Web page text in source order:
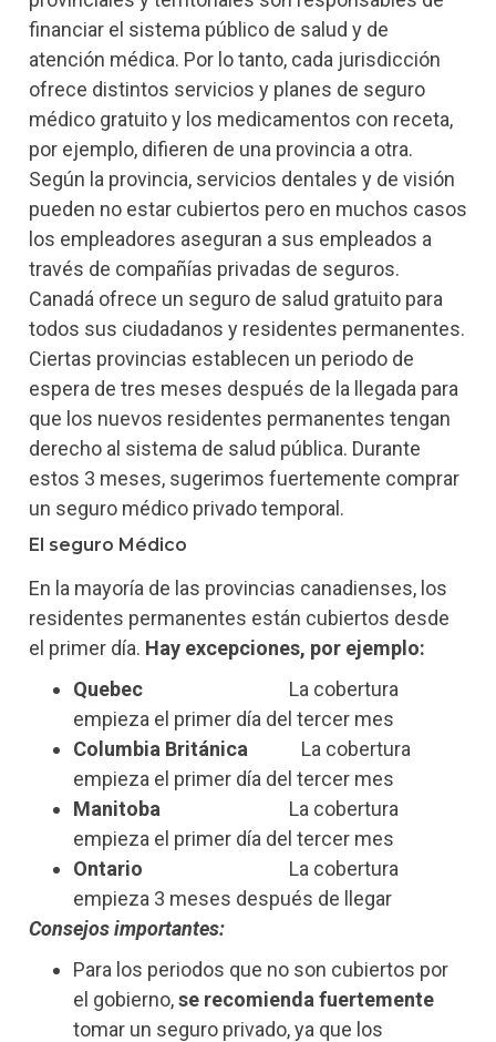
financiar el sistema público de salud y de
atención médica. Por lo tanto, cada jurisdicción
ofrece distintos servicios y planes de seguro
médico gratuito y los medicamentos con receta,
por ejemplo, difieren de una provincia a otra.
Según la provincia, servicios dentales y de visión
pueden no estar cubiertos pero en muchos casos
los empleadores aseguran a sus empleados a
través de compañías privadas de seguros.
Canadá ofrece un seguro de salud gratuito para
todos sus ciudadanos y residentes permanentes.
Ciertas provincias establecen un periodo de
espera de tres meses después de la llegada para
que los nuevos residentes permanentes tengan
derecho al sistema de salud pública. Durante
estos 3 meses, sugerimos fuertemente comprar
un seguro médico privado temporal.
El seguro Médico
En la mayoría de las provincias canadienses, los
residentes permanentes están cubiertos desde
el primer día. Hay excepciones, por ejemplo:
Quebec
La cobertura
empieza el primer día del tercer mes
Columbia Británica La cobertura
empieza el primer día del tercer mes
Manitoba La cobertura
empieza el primer día del tercer mes
Ontario
La cobertura
empieza 3 meses después de llegar
Consejos importantes:
Para los periodos que no son cubiertos por
el gobierno,se recomienda fuertemente
tomar un seguro privado, ya que los